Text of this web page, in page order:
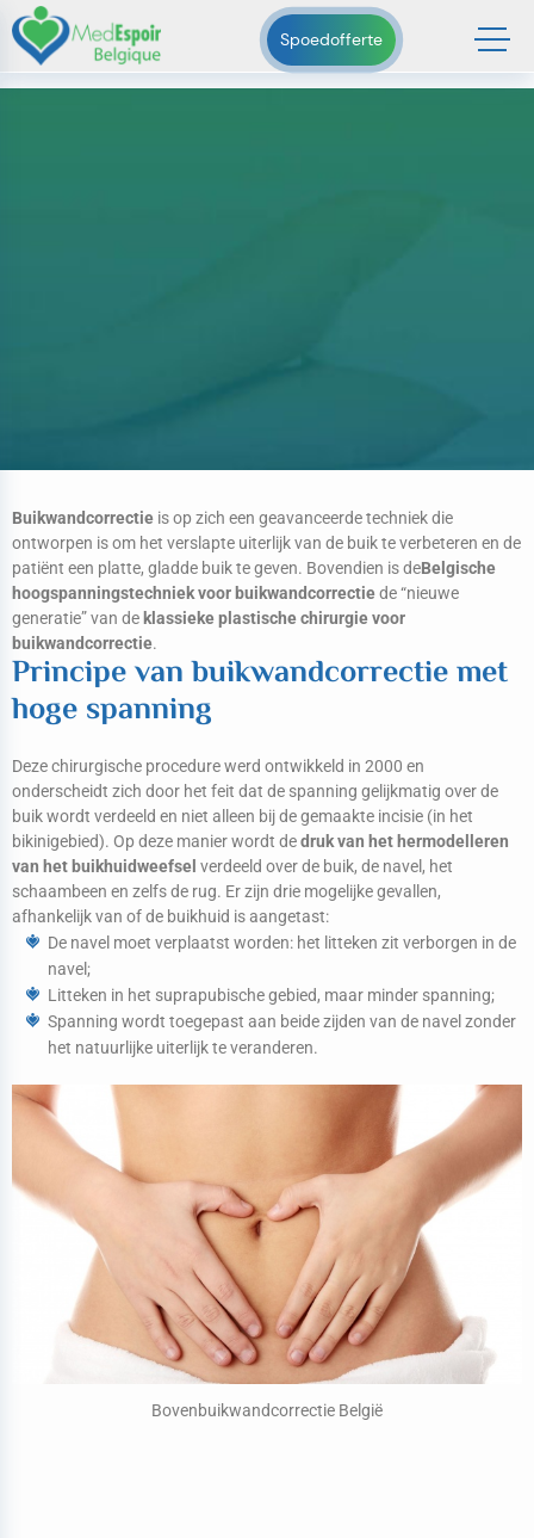
Spoedofferte
Bovenbuikwandcorrectie België
Accueil Bovenbuikwandcorrectie België
Buikwandcorrectie is op zich een geavanceerde techniek die
ontworpen is om het verslapte uiterlijk van de buik te verbeteren en de
patiënt een platte, gladde buik te geven. Bovendien is deBelgische
hoogspanningstechniek voor buikwandcorrectiede “nieuwe
generatie” van de klassieke plastische chirurgie voor
buikwandcorrectie.
Principe van buikwandcorrectie met
hoge spanning
Deze chirurgische procedure werd ontwikkeld in 2000 en
onderscheidt zich door het feit dat de spanning gelijkmatig over de
buik wordt verdeeld en niet alleen bij de gemaakte incisie (in het
bikinigebied). Op deze manier wordt dedruk van het hermodelleren
van het buikhuidweefsel verdeeld over de buik, de navel, het
schaambeen en zelfs de rug. Er zijn drie mogelijke gevallen,
afhankelijk van of de buikhuid is aangetast:
De navel moet verplaatst worden: het litteken zit verborgen in de
navel;
Litteken in het suprapubische gebied, maar minder spanning;
Spanning wordt toegepast aan beide zijden van de navel zonder
het natuurlijke uiterlijk te veranderen.
Bovenbuikwandcorrectie België